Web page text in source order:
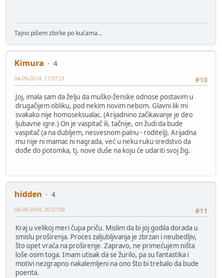
Tajno pišem zbirke po kućama...
Kimura
4
#10
04-09-2014, 17:07:21
Joj, imala sam da želju da muško-ženske odnose postavim u
drugačijem obliku, pod nekim novim nebom. Glavni lik mi
svakako nije homoseksualac. (Arijadnino začikavanje je deo
ljubavne igre.) On je vaspitač ili, tačnije, on žudi da bude
vaspitač (a na dubljem, nesvesnom palnu - roditelj). Arijadna
mu nije ni mamac ni nagrada, već u neku ruku sredstvo da
dođe do potomka, tj. nove duše na koju će udariti svoj žig.
hidden
4
#11
04-09-2014, 20:07:08
Kraj u velikoj meri čupa priču. Mislim da bi joj godila dorada u
smislu proširenja. Proces zaljubljivanja je zbrzan i neubedljiv,
što opet vraća na proširenje. Zapravo, ne primećujem ništa
loše osim toga. Imam utisak da se žurilo, pa su fantastika i
motivi nezgrapno nakalemljeni na ono što bi trebalo da bude
poenta.